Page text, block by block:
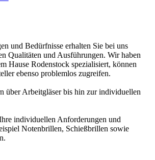
und Bedürfnisse erhalten Sie bei uns
Qualitäten und Ausführungen. Wir haben
Hause Rodenstock spezialisiert, können
ebenso problemlos zugreifen.
über Arbeitgläser bis hin zur individuellen
individuellen Anforderungen und
Notenbrillen, Schießbrillen sowie